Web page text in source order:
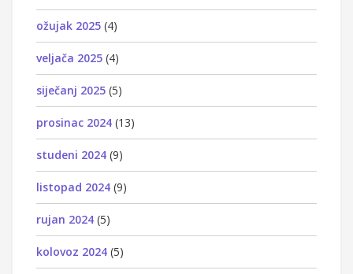
ožujak 2025 (4)
veljača 2025 (4)
siječanj 2025 (5)
prosinac 2024 (13)
studeni 2024 (9)
listopad 2024 (9)
rujan 2024 (5)
kolovoz 2024 (5)